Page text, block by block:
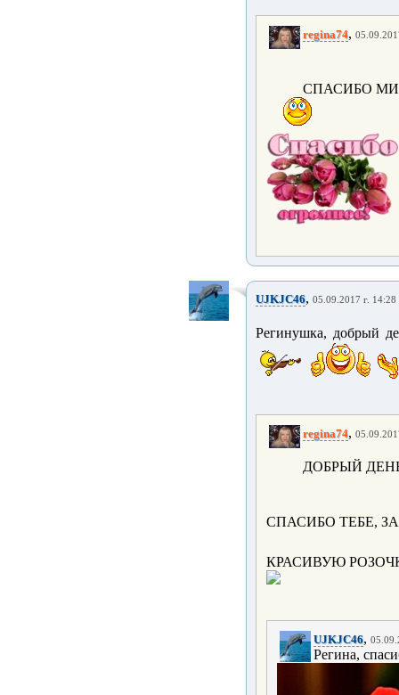
regina74,
СПАСИБО
UJKJC46, 05.09.2017 г. 14:28
Регинушка, добрый
regina74,
ДОБРЫЙ
СПАСИБО ТЕБЕ,
КРАСИВУЮ
UJKJC46,
Регина,